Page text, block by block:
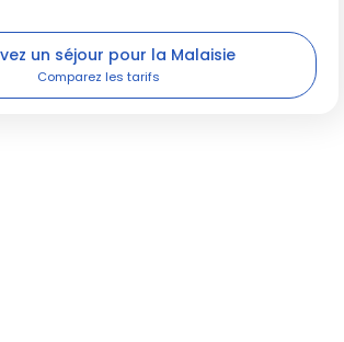
un séjour pour la Malaisie